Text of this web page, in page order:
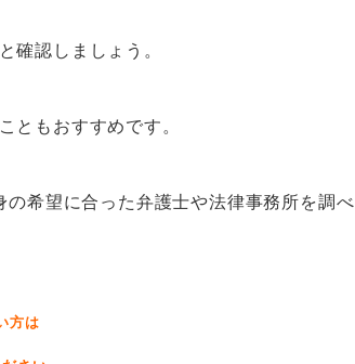
確認しましょう。
ともおすすめです。
の希望に合った弁護士や法律事務所を調べ
方は